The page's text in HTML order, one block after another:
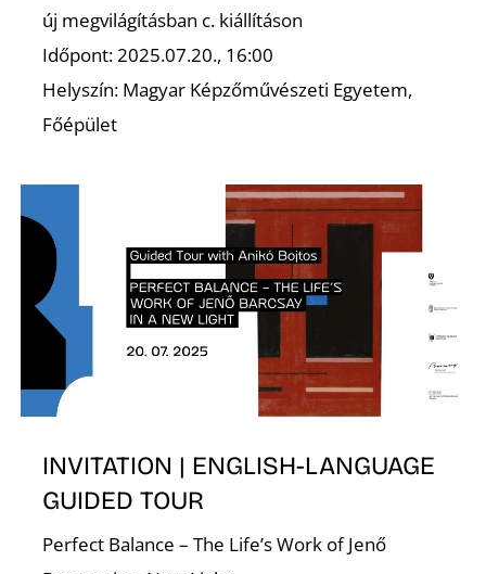
új megvilágításban c. kiállításon
Időpont: 2025.07.20., 16:00
Helyszín: Magyar Képzőművészeti Egyetem,
Főépület
INVITATION | ENGLISH-LANGUAGE
GUIDED TOUR
Perfect Balance – The Life’s Work of Jenő